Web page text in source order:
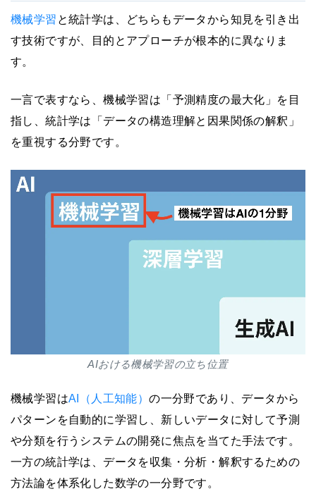
機械学習 と統計学は、どちらもデータから知見を引き出
す技術ですが、目的とアプローチが根本的に異なりま
す。
一言で表すなら、機械学習は「予測精度の最大化」を目
指し、統計学は「データの構造理解と因果関係の解釈」
を重視する分野です。
AIおける機械学習の立ち位置
機械学習はAI（人工知能）の一分野であり、データから
パターンを自動的に学習し、新しいデータに対して予測
や分類を行うシステムの開発に焦点を当てた手法です。
一方の統計学は、データを収集・分析・解釈するための
方法論を体系化した数学の一分野です。